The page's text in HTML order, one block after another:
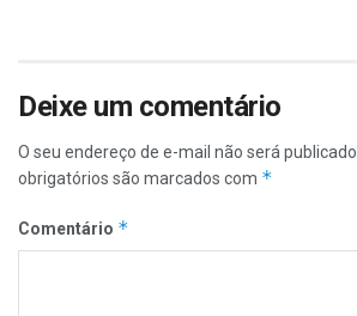
Deixe um comentário
O seu endereço de e-mail não será publicado.
obrigatórios são marcados com *
Comentário *